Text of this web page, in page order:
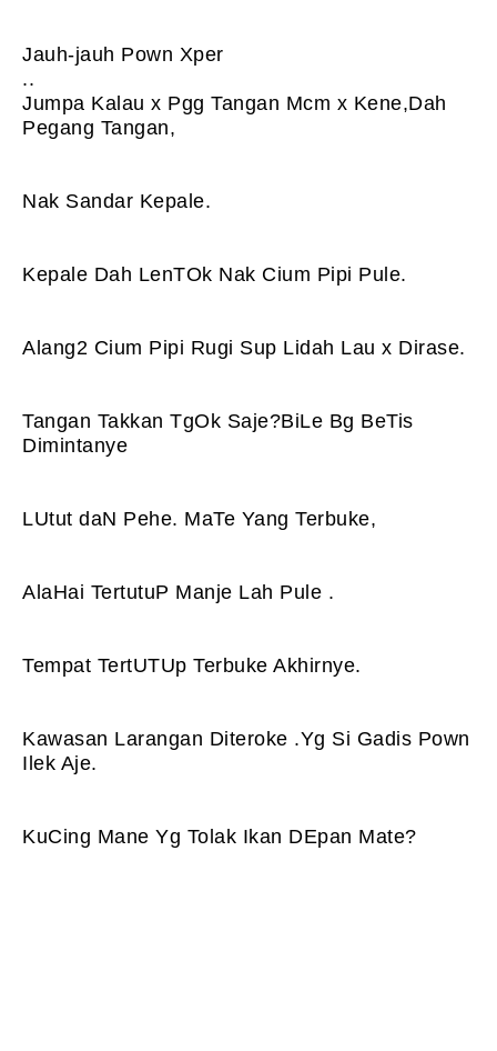
Jauh-jauh Pown Xper
..
Jumpa Kalau x Pgg Tangan Mcm x Kene,Dah
Pegang Tangan,
Nak Sandar Kepale.
Kepale Dah LenTOk Nak Cium Pipi Pule.
Alang2 Cium Pipi Rugi Sup Lidah Lau x Dirase.
Tangan Takkan TgOk Saje?BiLe Bg BeTis
Dimintanye
LUtut daN Pehe. MaTe Yang Terbuke,
AlaHai TertutuP Manje Lah Pule .
Tempat TertUTUp Terbuke Akhirnye.
Kawasan Larangan Diteroke .Yg Si Gadis Pown
Ilek Aje.
KuCing Mane Yg Tolak Ikan DEpan Mate?